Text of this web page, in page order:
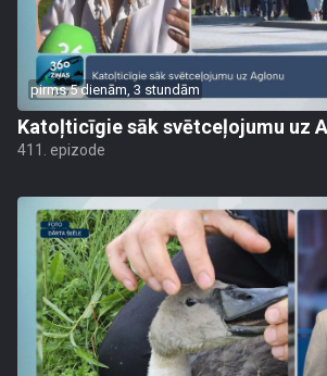
pirms 5 dienām, 3 stundām
Katoļticīgie sāk svētceļojumu uz
411. epizode